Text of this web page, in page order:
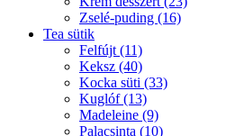
Zselé-puding (16)
Tea sütik
Felfújt (11)
Keksz (40)
Kocka süti (33)
Kuglóf(13)
Madeleine (9)
Palacsinta (10)